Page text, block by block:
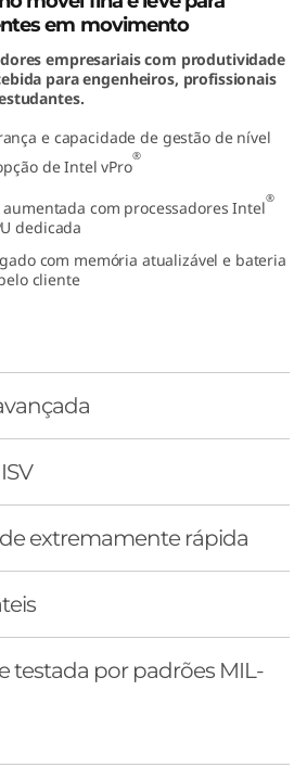
em movimento
empresariais com produtividade
para engenheiros, profissionais
e capacidade de gestão de nível
de Intel vPro®
com processadores Intel®
dedicada
com memória atualizável e bateria
cliente
extremamente rápida
testada por padrões MIL-